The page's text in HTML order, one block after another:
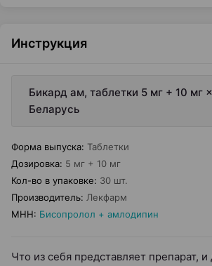
Инструкция
Бикард ам, таблетки 5 мг + 10 мг
Беларусь
Форма выпуска: Таблетки
Дозировка: 5 мг + 10 мг
Кол-во в упаковке: 30 шт.
Производитель: Лекфарм
МНН: Бисопролол + амлодипин
Что из себя представляет препарат, и